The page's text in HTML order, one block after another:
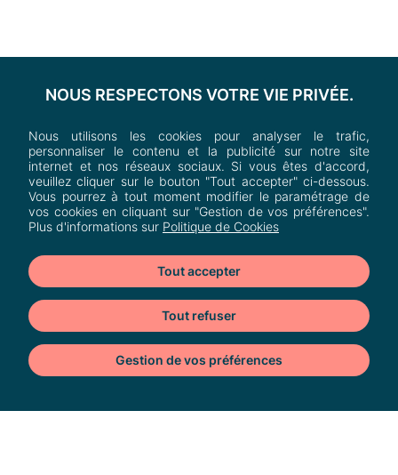
Heron Parc
Cookies
NOUS RESPECTONS VOTRE VIE PRIVÉE.
Nous utilisons les cookies pour analyser le trafic,
personnaliser le contenu et la publicité sur notre site
internet et nos réseaux sociaux. Si vous êtes d'accord,
veuillez cliquer sur le bouton "Tout accepter" ci-dessous.
Vous pourrez à tout moment modifier le paramétrage de
vos cookies en cliquant sur "Gestion de vos préférences".
Plus d'informations sur Politique de Cookies
Tout accepter
Tout refuser
Gestion de vos préférences